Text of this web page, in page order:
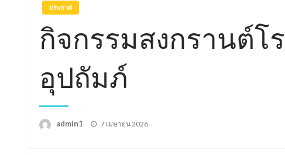
ประกาศ
กิจกรรมสงกรานต์โ
อุปถัมภ์
admin1
Posted
7 เมษายน 2026